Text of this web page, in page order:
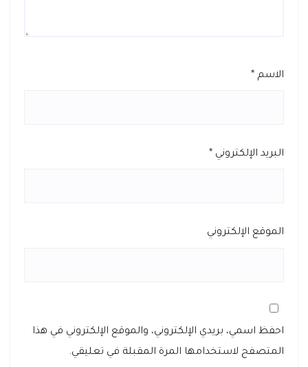
الاسم *
البريد الإلكتروني *
الموقع الإلكتروني
احفظ اسمي، بريدي الإلكتروني، والموقع الإلكتروني في هذا
المتصفح لاستخدامها المرة المقبلة في تعليقي.